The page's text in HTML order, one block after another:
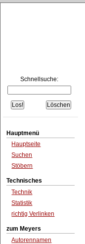
Schnellsuche:
Hauptmenü
Hauptseite
Suchen
Stöbern
Technisches
Technik
Statistik
richtig Verlinken
zum Meyers
Autorennamen